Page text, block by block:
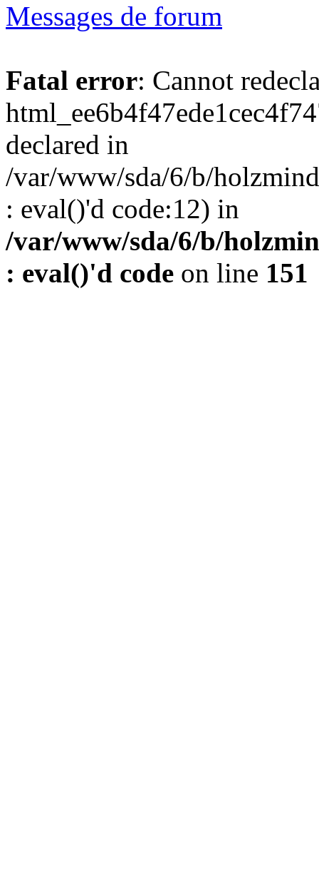
Messages de forum
Fatal error: Cannot
declared in
/var/www/sda/6/b/
: eval()'d code:12) in
/var/www/sda/6/b/
: eval()'d code on line 151